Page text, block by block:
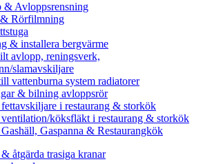
& Avloppsrensning
Rörfilmning
& installera bergvärme
avlopp, reningsverk,
slamavskiljare
vattenburna system radiatorer
& bilning avloppsrör
i restaurang & storkök
köksfläkt i restaurang & storkök
Gaspanna & Restaurangkök
åtgärda trasiga kranar